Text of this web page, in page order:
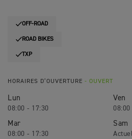
OFF-ROAD
ROAD BIKES
TXP
HORAIRES D’OUVERTURE - OUVERT
Lun
08:00 - 17:30
Mar
08:00 - 17:30
Ven
08:00
Sam